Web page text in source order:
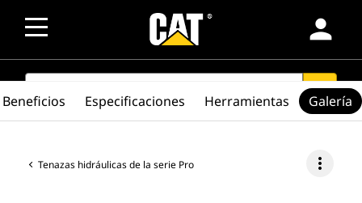
person
SEARCH search
Tenazas hidráulicas de la serie Pro more_vert
Beneficios Especificaciones Herramientas Galería